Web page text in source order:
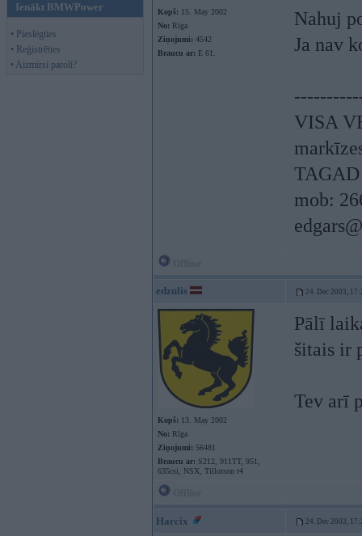
Ienākt BMWPower
• Pieslēgties
• Reģistrēties
• Aizmirsi paroli?
Kopš: 15. May 2002
No: Rīga
Ziņojumi: 4542
Braucu ar: E 61.
Nahuj
Ja nav
VISA
mob:
edzulis 24. Dec 2003,
Kopš: 13. May 2002
No: Rīga
Ziņojumi: 56481
Braucu ar: S212, 911TT, 951,
635csi, NSX, Tillotson t4
Pālī
šitais ir
Tev arī
Harcix 24. Dec 2003,